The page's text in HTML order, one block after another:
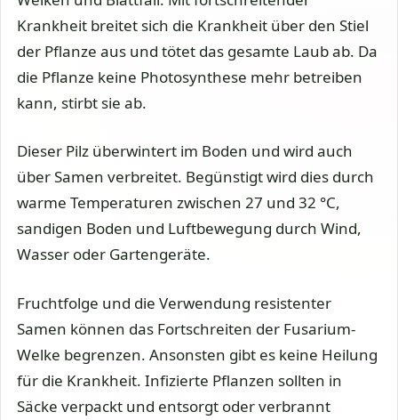
Krankheit breitet sich die Krankheit über den Stiel
der Pflanze aus und tötet das gesamte Laub ab. Da
die Pflanze keine Photosynthese mehr betreiben
kann, stirbt sie ab.
Dieser Pilz überwintert im Boden und wird auch
über Samen verbreitet. Begünstigt wird dies durch
warme Temperaturen zwischen 27 und 32 °C,
sandigen Boden und Luftbewegung durch Wind,
Wasser oder Gartengeräte.
Fruchtfolge und die Verwendung resistenter
Samen können das Fortschreiten der Fusarium-
Welke begrenzen. Ansonsten gibt es keine Heilung
für die Krankheit. Infizierte Pflanzen sollten in
Säcke verpackt und entsorgt oder verbrannt